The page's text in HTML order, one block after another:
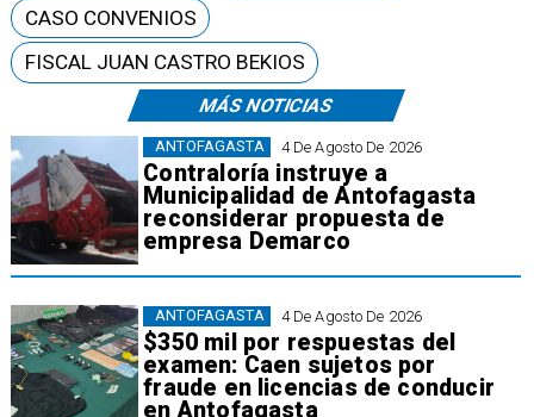
MÁS NOTICIAS
4 De Agosto De 2026
Contraloría instruye a
Municipalidad de Antofagasta
reconsiderar propuesta de
empresa Demarco
ANTOFAGASTA
4 De Agosto De 2026
$350 mil por respuestas del
examen: Caen sujetos por
fraude en licencias de conducir
en Antofagasta
ANTOFAGASTA
CASO CONVENIOS
FISCAL JUAN CASTRO BEKIOS